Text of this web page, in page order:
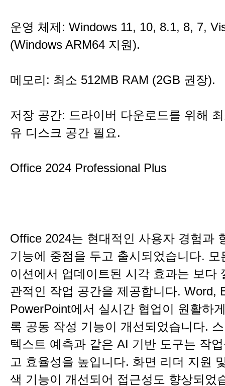
운영 체제: Windows 11, 10, 8.1, 8, 7,
(Windows ARM64 지원).
메모리: 최소 512MB RAM (2GB 권장).
저장 공간: 드라이버 다운로드를 위해
유 디스크 공간 필요.
Office 2024 Professional Plus
Office 2024는 현대적인 사용자 경험과
기능에 중점을 두고 출시되었습니다. 모
이션에서 업데이트된 시각 효과는 보다
관적인 작업 공간을 제공합니다. Word,
PowerPoint에서 실시간 협업이 원활하
록 공동 작성 기능이 개선되었습니다.
텍스트 예측과 같은 AI 기반 도구는 작
고 효율성을 높입니다. 화면 리더 지원
색 기능이 개선되어 접근성도 향상되었